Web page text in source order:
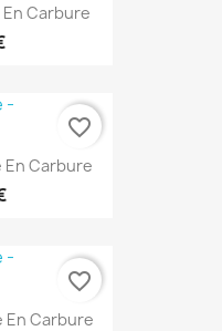
En Carbure
En Carbure
favorite_border
En Carbure
favorite_border